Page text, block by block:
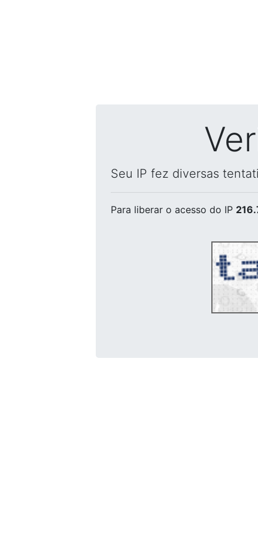
Seu IP fez diversas
Para liberar o acesso do IP